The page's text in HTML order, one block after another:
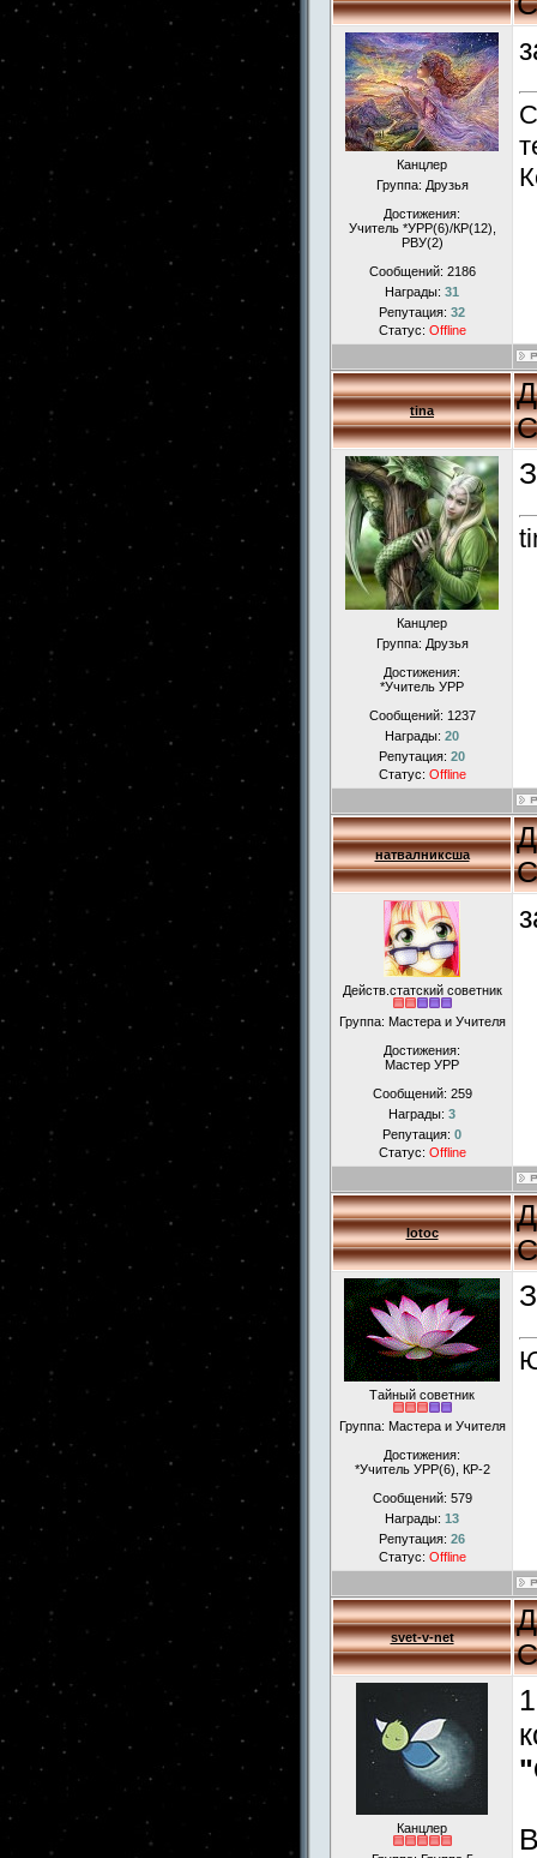
Канцлер
Группа: Друзья
Достижения:
Учитель *УРР(6)/КР(12),
РВУ(2)
Сообщений: 2186
Награды: 31
Репутация: 32
Статус: Offline
tina
Канцлер
Группа: Друзья
Достижения:
*Учитель УРР
Сообщений: 1237
Награды: 20
Репутация: 20
Статус: Offline
натвалниксша
Действ.статский советник
Группа: Мастера и Учителя
Достижения:
Мастер УРР
Сообщений: 259
Награды: 3
Репутация: 0
Статус: Offline
lotoc
Тайный советник
Группа: Мастера и Учителя
Достижения:
*Учитель УРР(6), КР-2
Сообщений: 579
Награды: 13
Репутация: 26
Статус: Offline
svet-v-net
Канцлер